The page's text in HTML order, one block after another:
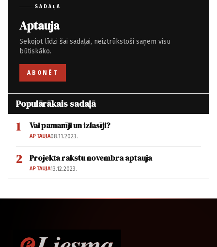
SADAĻĀ
Aptauja
Sekojot līdzi šai sadaļai, neiztrūkstoši saņem visu
būtiskāko.
ABONĒT
Populārākais sadaļā
1 Vai pamanīji un izlasīji?
APTAUJA08.11.2023.
2 Projekta rakstu novembra aptauja
APTAUJA13.12.2023.